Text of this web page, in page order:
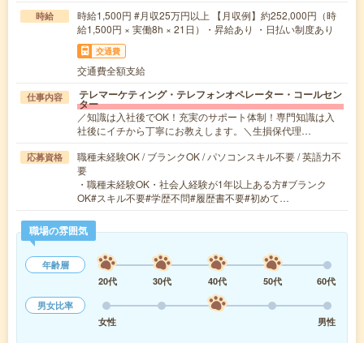
時給
時給1,500円 #月収25万円以上 【月収例】約252,000円（時
給1,500円 × 実働8h × 21日）・昇給あり ・日払い制度あり
交通費
交通費全額支給
仕事内容 テレマーケティング・テレフォンオペレーター・コールセン
ター
／知識は入社後でOK！充実のサポート体制！専門知識は入
社後にイチから丁寧にお教えします。＼生損保代理…
応募資格
職種未経験OK / ブランクOK / パソコンスキル不要 / 英語力不
要
・職種未経験OK・社会人経験が1年以上ある方#ブランク
OK#スキル不要#学歴不問#履歴書不要#初めて…
職場の雰囲気
年齢層
20代
30代 40代 50代
60代
男女比率
女性
男性